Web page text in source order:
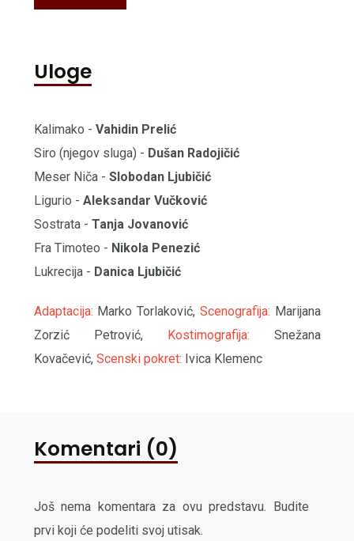
Uloge
Kalimako - Vahidin Prelić
Siro (njegov sluga) - Dušan Radojičić
Meser Niča - Slobodan Ljubičić
Ligurio - Aleksandar Vučković
Sostrata - Tanja Jovanović
Fra Timoteo - Nikola Penezić
Lukrecija - Danica Ljubičić
Adaptacija: Marko Torlaković, Scenografija: Marijana
Zorzić Petrović,
Kostimografija: Snežana
Kovačević, Scenski pokret: Ivica Klemenc
Komentari (0)
Još nema komentara za ovu predstavu. Budite
prvi koji će podeliti svoj utisak.